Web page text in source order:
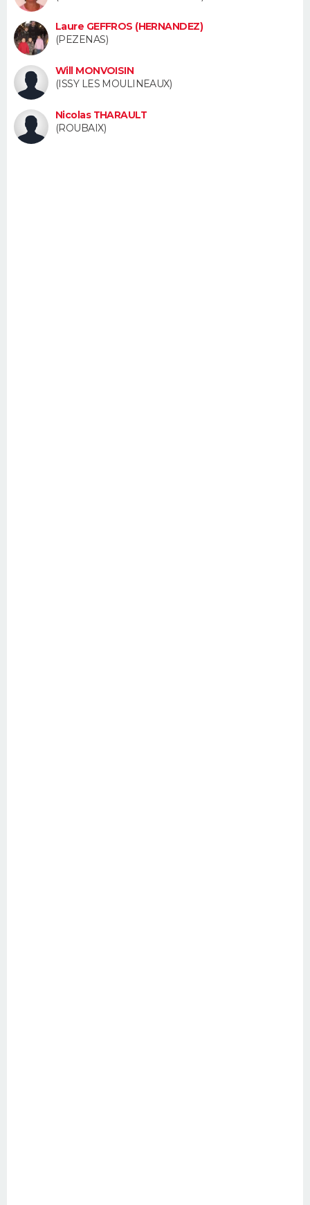
Laure GEFFROS (HERNANDEZ)
(PEZENAS)
Will MONVOISIN
(ISSY LES MOULINEAUX)
Nicolas THARAULT
(ROUBAIX)